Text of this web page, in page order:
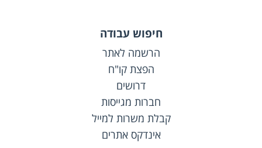
חיפוש עבודה
הרשמה לאתר
הפצת קו"ח
דרושים
חברות מגייסות
קבלת משרות למייל
אינדקס אתרים